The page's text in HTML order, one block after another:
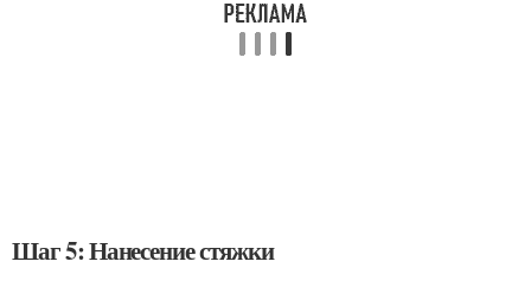
Шаг 5: Нанесение стяжки